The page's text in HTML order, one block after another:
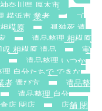
奈川県 厚木市
横浜市 業者
ゴ
模原
孤独死 遺
遺品整理 相模原
収 相模原 遺品
実
遺品整理 いつか
理 自分たちで できな
者 選び方
遺品整
遺品整理 自分
店 閉店
店舗 閉